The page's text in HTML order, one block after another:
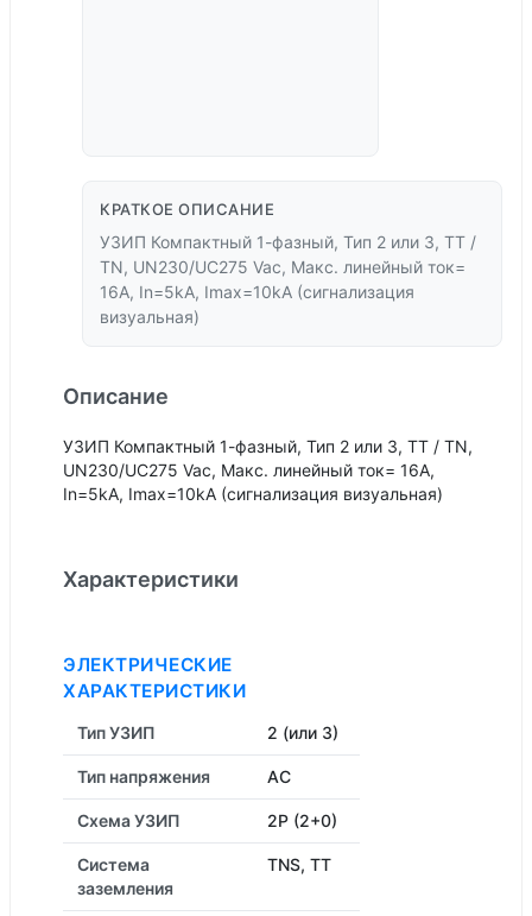
КРАТКОЕ ОПИСАНИЕ
УЗИП Компактный 1-фазный, Тип 2 или 3, TT /
TN, UN230/UC275 Vac, Макс. линейный ток=
16А, In=5kA, Imax=10kA (сигнализация
визуальная)
Описание
УЗИП Компактный 1-фазный, Тип 2 или 3, TT / TN,
UN230/UC275 Vac, Макс. линейный ток= 16А,
In=5kA, Imax=10kA (сигнализация визуальная)
Характеристики
ЭЛЕКТРИЧЕСКИЕ
ХАРАКТЕРИСТИКИ
Тип УЗИП 2 (или 3)
Тип напряжения AC
Схема УЗИП 2P (2+0)
Система
заземления
TNS, TT